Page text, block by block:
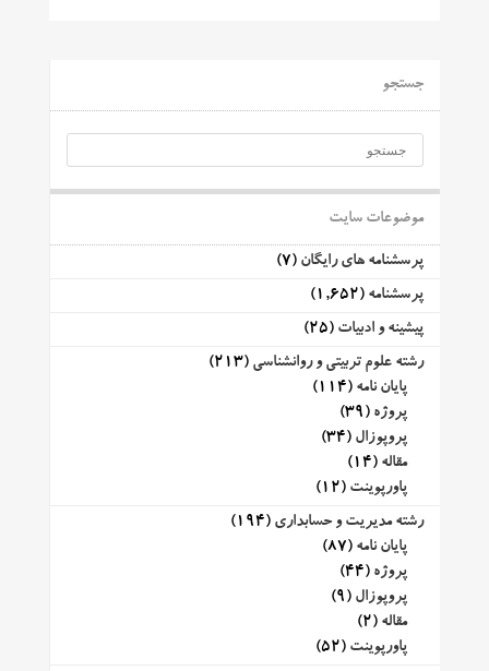
جستجو
موضوعات سایت
پرسشنامه های رایگان (7)
پرسشنامه (1,652)
پیشینه و ادبیات (25)
رشته علوم تربیتی و روانشناسی (213)
پایان نامه (114)
پروژه (39)
پروپوزال (34)
مقاله (14)
پاورپوینت (12)
رشته مدیریت و حسابداری (194)
پایان نامه (87)
پروژه (44)
پروپوزال (9)
مقاله (2)
پاورپوینت (52)